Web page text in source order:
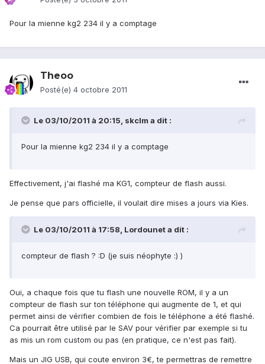
Pour la mienne kg2 234 il y a comptage
Theoo
Posté(e) 4 octobre 2011
Le 03/10/2011 à 20:15, skclm a dit :
Pour la mienne kg2 234 il y a comptage
Effectivement, j'ai flashé ma KG1, compteur de flash aussi.
Je pense que pars officielle, il voulait dire mises a jours via Kies.
Le 03/10/2011 à 17:58, Lordounet a dit :
compteur de flash ? :D (je suis néophyte :) )
Oui, a chaque fois que tu flash une nouvelle ROM, il y a un
compteur de flash sur ton téléphone qui augmente de 1, et qui
permet ainsi de vérifier combien de fois le téléphone a été flashé.
Ca pourrait être utilisé par le SAV pour vérifier par exemple si tu
as mis un rom custom ou pas (en pratique, ce n'est pas fait).
Mais un JIG USB, qui coute environ 3€, te permettras de remettre